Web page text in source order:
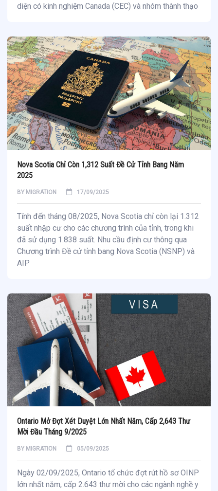
diện có kinh nghiệm Canada (CEC) và nhóm thành thạo
Nova Scotia Chỉ Còn 1,312 Suất Đề Cử Tỉnh Bang Năm
2025
BY MIGRATION 17/09/2025
Tính đến tháng 08/2025, Nova Scotia chỉ còn lại 1.312
suất nhập cư cho các chương trình của tỉnh, trong khi
đã sử dụng 1.838 suất. Nhu cầu định cư thông qua
Chương trình Đề cử tỉnh bang Nova Scotia (NSNP) và
AIP
Ontario Mở Đợt Xét Duyệt Lớn Nhất Năm, Cấp 2,643 Thư
Mời Đầu Tháng 9/2025
BY MIGRATION 05/09/2025
Ngày 02/09/2025, Ontario tổ chức đợt rút hồ sơ OINP
lớn nhất năm, cấp 2.643 thư mời cho các ngành nghề y